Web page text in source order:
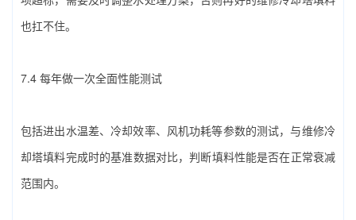
也扛不住。
7.4 每年做一次全面性能测试
包括进出水温差、冷却效率、风机功耗等参数的测试，与‌维修冷
却塔填料‌完成时的基准数据对比，判断填料性能是否在正常衰减
范围内。